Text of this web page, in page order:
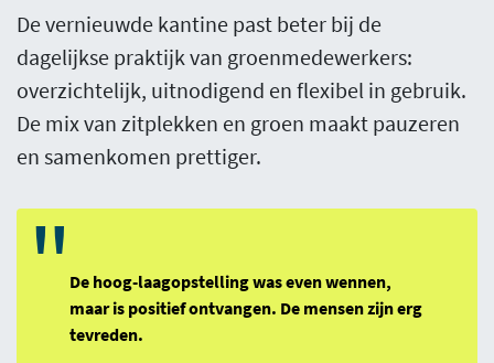
De vernieuwde kantine past beter bij de
dagelijkse praktijk van groenmedewerkers:
overzichtelijk, uitnodigend en flexibel in gebruik.
De mix van zitplekken en groen maakt pauzeren
en samenkomen prettiger.
"De hoog-laagopstelling was even wennen,
maar is positief ontvangen. De mensen zijn erg
tevreden.